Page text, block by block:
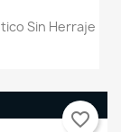
Sin Herraje
favorite_border